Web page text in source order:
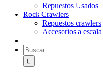
Repuestos Usados
Rock Crawlers
Repuestos crawlers
Accesorios a escala
Buscar: